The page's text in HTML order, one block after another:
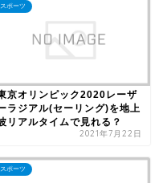
スポーツ
京オリンピック2020レーザ
ラジアル(セーリング)を地上
リアルタイムで見れる？
2021年7月22日
スポーツ